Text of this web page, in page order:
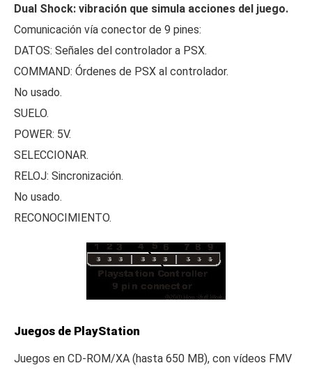
Dual Shock: vibración que simula acciones del juego.
Comunicación vía conector de 9 pines:
DATOS: Señales del controlador a PSX.
COMMAND: Órdenes de PSX al controlador.
No usado.
SUELO.
POWER: 5V.
SELECCIONAR.
RELOJ: Sincronización.
No usado.
RECONOCIMIENTO.
Juegos de PlayStation
Juegos en CD-ROM/XA (hasta 650 MB), con vídeos FMV